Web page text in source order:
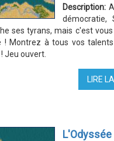
Description:
démocratie,
ses tyrans, mais c'est
! Montrez à tous vos
Jeu ouvert.
LIRE
L'Odyssée